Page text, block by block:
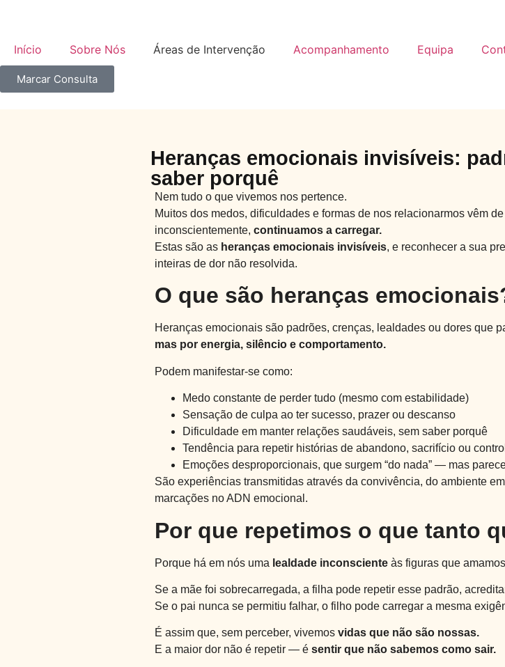
Início Sobre Nós Áreas de Intervenção Acompanhamento Equipa
Marcar Consulta
Heranças emocionais invisíveis:
saber porquê
Nem tudo o que vivemos nos pertence.
Muitos dos medos, dificuldades e formas de nos relacionarmos vêm
inconscientemente, continuamos a carregar.
Estas são as heranças emocionais invisíveis, e reconhecer a sua
inteiras de dor não resolvida.
O que são heranças
Heranças emocionais são padrões, crenças, lealdades ou dores que
mas por energia, silêncio e comportamento.
Podem manifestar-se como:
Medo constante de perder tudo (mesmo com estabilidade)
Sensação de culpa ao ter sucesso, prazer ou descanso
Dificuldade em manter relações saudáveis, sem saber porquê
Tendência para repetir histórias de abandono, sacrifício ou
Emoções desproporcionais, que surgem “do nada” — mas
São experiências transmitidas através da convivência, do ambiente
marcações no ADN emocional.
Por que repetimos o que tanto
Porque há em nós uma lealdade inconscienteàs figuras que
Se a mãe foi sobrecarregada, a filha pode repetir esse padrão,
Se o pai nunca se permitiu falhar, o filho pode carregar a mesma
É assim que, sem perceber, vivemos vidas que não são nossas.
E a maior dor não é repetir — é sentir que não sabemos como sair.